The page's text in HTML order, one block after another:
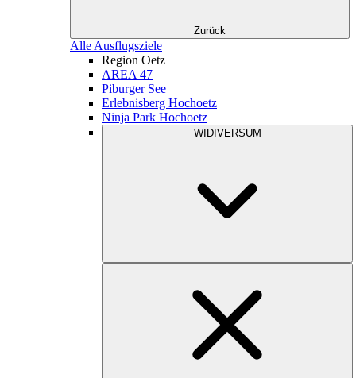
Zurück
Alle Ausflugsziele
Region Oetz
AREA 47
Piburger See
Erlebnisberg Hochoetz
Ninja Park Hochoetz
WIDIVERSUM